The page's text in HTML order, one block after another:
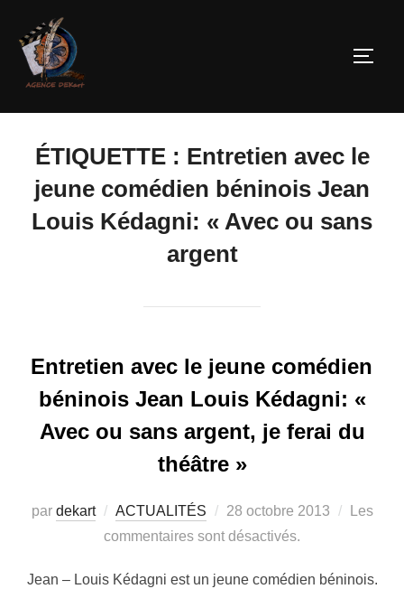
ÉTIQUETTE : Entretien avec le
jeune comédien béninois Jean
Louis Kédagni: « Avec ou sans
argent
Entretien avec le jeune comédien
béninois Jean Louis Kédagni: «
Avec ou sans argent, je ferai du
théâtre »
par dekart ACTUALITÉS 28 octobre 2013
Les
commentaires sont désactivés.
Jean – Louis Kédagni est un jeune comédien béninois.